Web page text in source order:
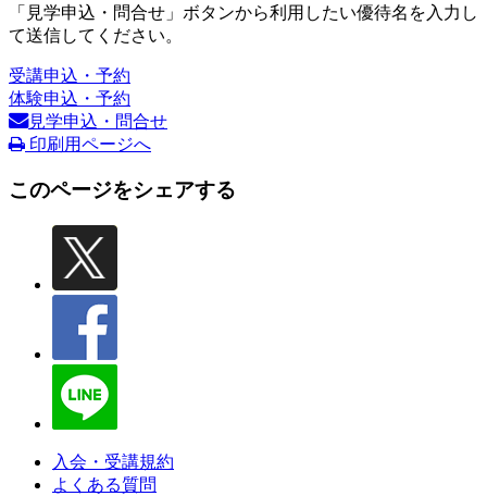
「見学申込・問合せ」ボタンから利用したい優待名を入力し
て送信してください。
受講申込・予約
体験申込・予約
見学申込・問合せ
印刷用ページへ
このページをシェアする
入会・受講規約
よくある質問